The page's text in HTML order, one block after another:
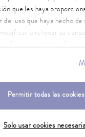
que les haya
del uso que haya hecho de
o revocar su
Permitir todas las cookies
Solo usar cookies
A000239